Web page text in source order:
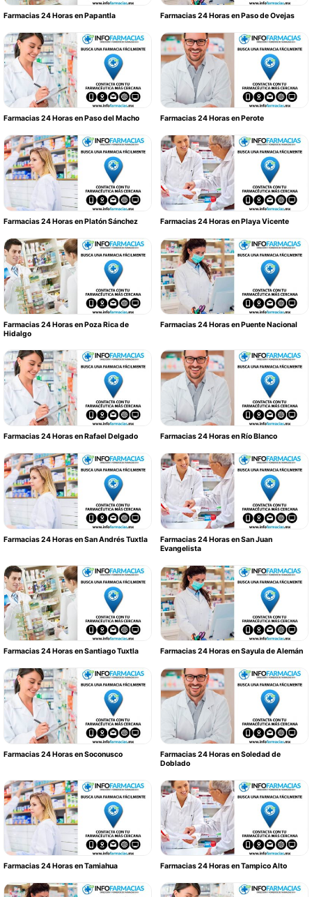
Farmacias 24 Horas en Papantla Farmacias 24 Horas en Paso de Ovejas
Farmacias 24 Horas en Paso del Macho Farmacias 24 Horas en Perote
Farmacias 24 Horas en Platón Sánchez Farmacias 24 Horas en Playa Vicente
Farmacias 24 Horas en Poza Rica de
Hidalgo
Farmacias 24 Horas en Puente Nacional
Farmacias 24 Horas en Rafael Delgado Farmacias 24 Horas en Río Blanco
Farmacias 24 Horas en San Andrés Tuxtla
Farmacias 24 Horas en San Juan
Evangelista
Farmacias 24 Horas en Santiago Tuxtla Farmacias 24 Horas en Sayula de Alemán
Farmacias 24 Horas en Soconusco
Farmacias 24 Horas en Soledad de
Doblado
Farmacias 24 Horas en Tamiahua Farmacias 24 Horas en Tampico Alto